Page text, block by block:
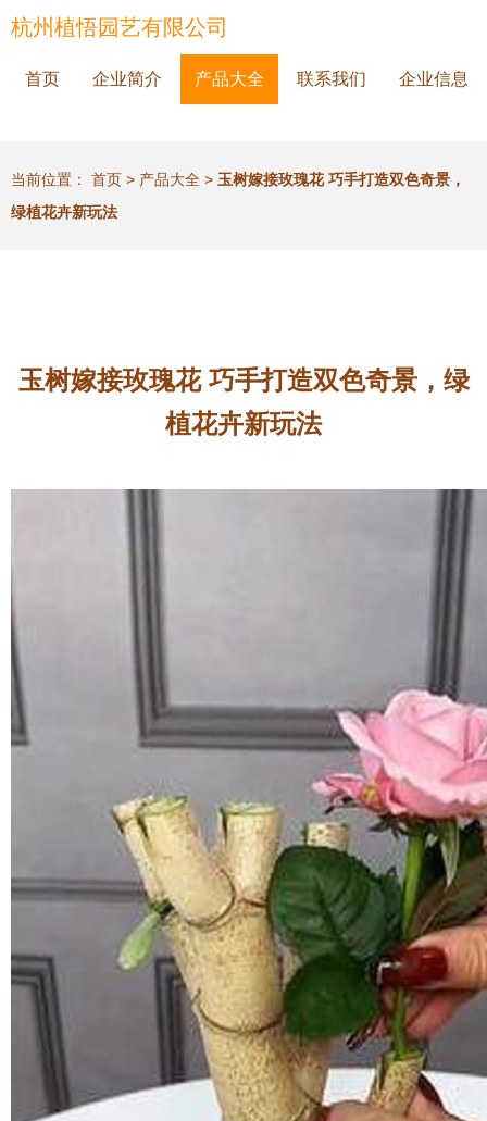
杭州植悟园艺有限公司
首页 企业简介 产品大全 联系我们 企业信息
当前位置： 首页 > 产品大全 > 玉树嫁接玫瑰花 巧手打造双色奇景，
绿植花卉新玩法
玉树嫁接玫瑰花 巧手打造双色奇景，绿
植花卉新玩法